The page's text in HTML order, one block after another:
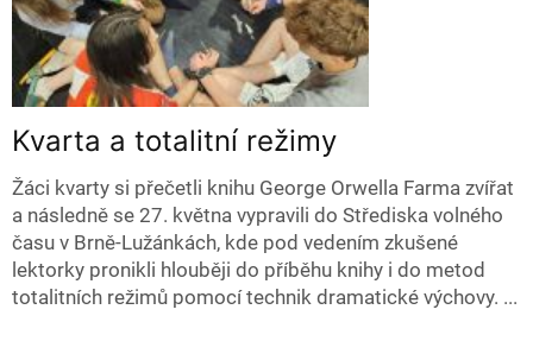
Kvarta a totalitní režimy
Žáci kvarty si přečetli knihu George Orwella Farma zvířat
a následně se 27. května vypravili do Střediska volného
času v Brně-Lužánkách, kde pod vedením zkušené
lektorky pronikli hlouběji do příběhu knihy i do metod
totalitních režimů pomocí technik dramatické výchovy. ...